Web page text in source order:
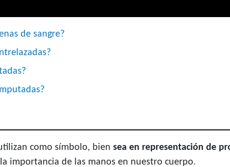
de sangre?
como símbolo, bien sea en representación de
importancia de las manos en nuestro cuerpo.